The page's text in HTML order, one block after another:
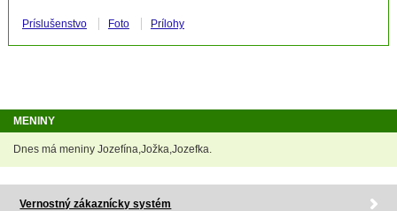
Príslušenstvo Foto Prílohy
MENINY
Dnes má meniny Jozefína,Jožka,Jozefka.
Vernostný zákaznícky systém